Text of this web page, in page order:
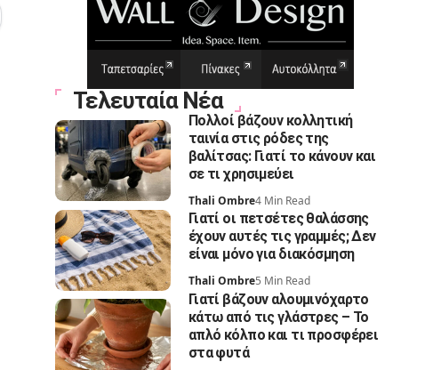
Τελευταία Νέα
Πολλοί βάζουν κολλητική
ταινία στις ρόδες της
βαλίτσας: Γιατί το κάνουν και
σε τι χρησιμεύει
Thali Ombre4 Min Read
Γιατί οι πετσέτες θαλάσσης
έχουν αυτές τις γραμμές; Δεν
είναι μόνο για διακόσμηση
Thali Ombre5 Min Read
Γιατί βάζουν αλουμινόχαρτο
κάτω από τις γλάστρες – Το
απλό κόλπο και τι προσφέρει
στα φυτά